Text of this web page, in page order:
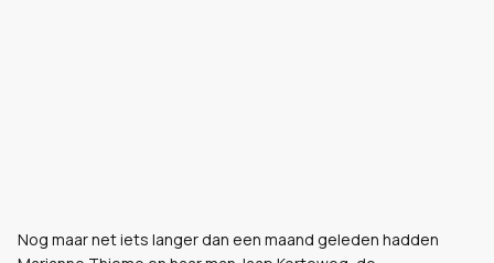
Nog maar net iets langer dan een maand geleden hadden